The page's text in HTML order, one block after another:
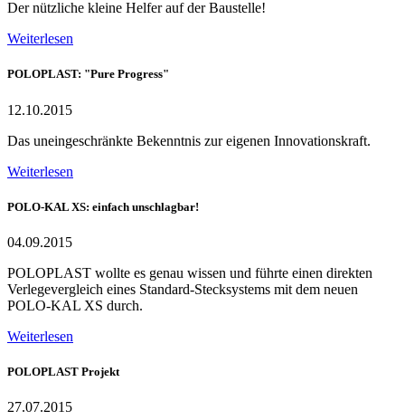
Der nützliche kleine Helfer auf der Baustelle!
Weiterlesen
POLOPLAST: "Pure Progress"
12.10.2015
Das uneingeschränkte Bekenntnis zur eigenen Innovationskraft.
Weiterlesen
POLO-KAL XS: einfach unschlagbar!
04.09.2015
POLOPLAST wollte es genau wissen und führte einen direkten
Verlegevergleich eines Standard-Stecksystems mit dem neuen
POLO-KAL XS durch.
Weiterlesen
POLOPLAST Projekt
27.07.2015